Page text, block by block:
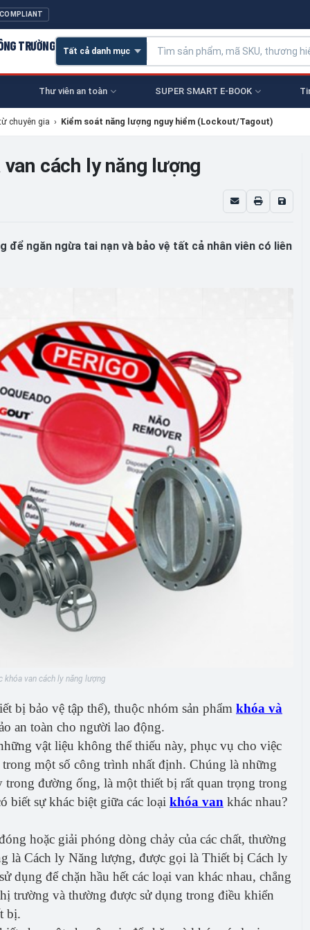
TRƯỜNG
Thư viên an toàn SUPER SMART E-BOOK
chuyên gia › Kiểm soát năng lượng nguy hiểm (Lockout/Tagout)
cách ly năng lượng
ngăn ngừa tai nạn và bảo vệ tất cả nhân viên có liên
khóa van cách ly năng lượng
bị bảo vệ tập thể), thuộc nhóm sản phẩm khóa và
an toàn cho người lao động.
vật liệu không thể thiếu này, phục vụ cho việc
một số công trình nhất định. Chúng là những
đường ống, là một thiết bị rất quan trọng trong
biết sự khác biệt giữa các loại khóa van khác nhau?
hoặc giải phóng dòng chảy của các chất, thường
là Cách ly Năng lượng, được gọi là Thiết bị Cách ly
dụng để chặn hầu hết các loại van khác nhau, chẳng
trường và thường được sử dụng trong điều khiển
bị.